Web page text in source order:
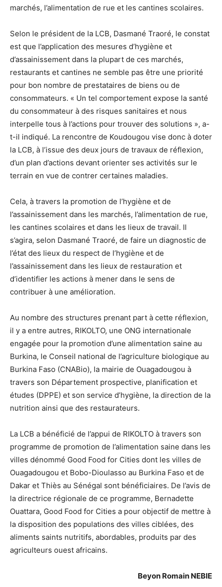
marchés, l’alimentation de rue et les cantines scolaires.
Selon le président de la LCB, Dasmané Traoré, le constat
est que l’application des mesures d’hygiène et
d’assainissement dans la plupart de ces marchés,
restaurants et cantines ne semble pas être une priorité
pour bon nombre de prestataires de biens ou de
consommateurs. « Un tel comportement expose la santé
du consommateur à des risques sanitaires et nous
interpelle tous à l’actions pour trouver des solutions », a-
t-il indiqué. La rencontre de Koudougou vise donc à doter
la LCB, à l’issue des deux jours de travaux de réflexion,
d’un plan d’actions devant orienter ses activités sur le
terrain en vue de contrer certaines maladies.
Cela, à travers la promotion de l’hygiène et de
l’assainissement dans les marchés, l’alimentation de rue,
les cantines scolaires et dans les lieux de travail. Il
s’agira, selon Dasmané Traoré, de faire un diagnostic de
l’état des lieux du respect de l’hygiène et de
l’assainissement dans les lieux de restauration et
d’identifier les actions à mener dans le sens de
contribuer à une amélioration.
Au nombre des structures prenant part à cette réflexion,
il y a entre autres, RIKOLTO, une ONG internationale
engagée pour la promotion d’une alimentation saine au
Burkina, le Conseil national de l’agriculture biologique au
Burkina Faso (CNABio), la mairie de Ouagadougou à
travers son Département prospective, planification et
études (DPPE) et son service d’hygiène, la direction de la
nutrition ainsi que des restaurateurs.
La LCB a bénéficié de l’appui de RIKOLTO à travers son
programme de promotion de l’alimentation saine dans les
villes dénommé Good Food for Cities dont les villes de
Ouagadougou et Bobo-Dioulasso au Burkina Faso et de
Dakar et Thiès au Sénégal sont bénéficiaires. De l’avis de
la directrice régionale de ce programme, Bernadette
Ouattara, Good Food for Cities a pour objectif de mettre à
la disposition des populations des villes ciblées, des
aliments saints nutritifs, abordables, produits par des
agriculteurs ouest africains.
Beyon Romain NEBIE